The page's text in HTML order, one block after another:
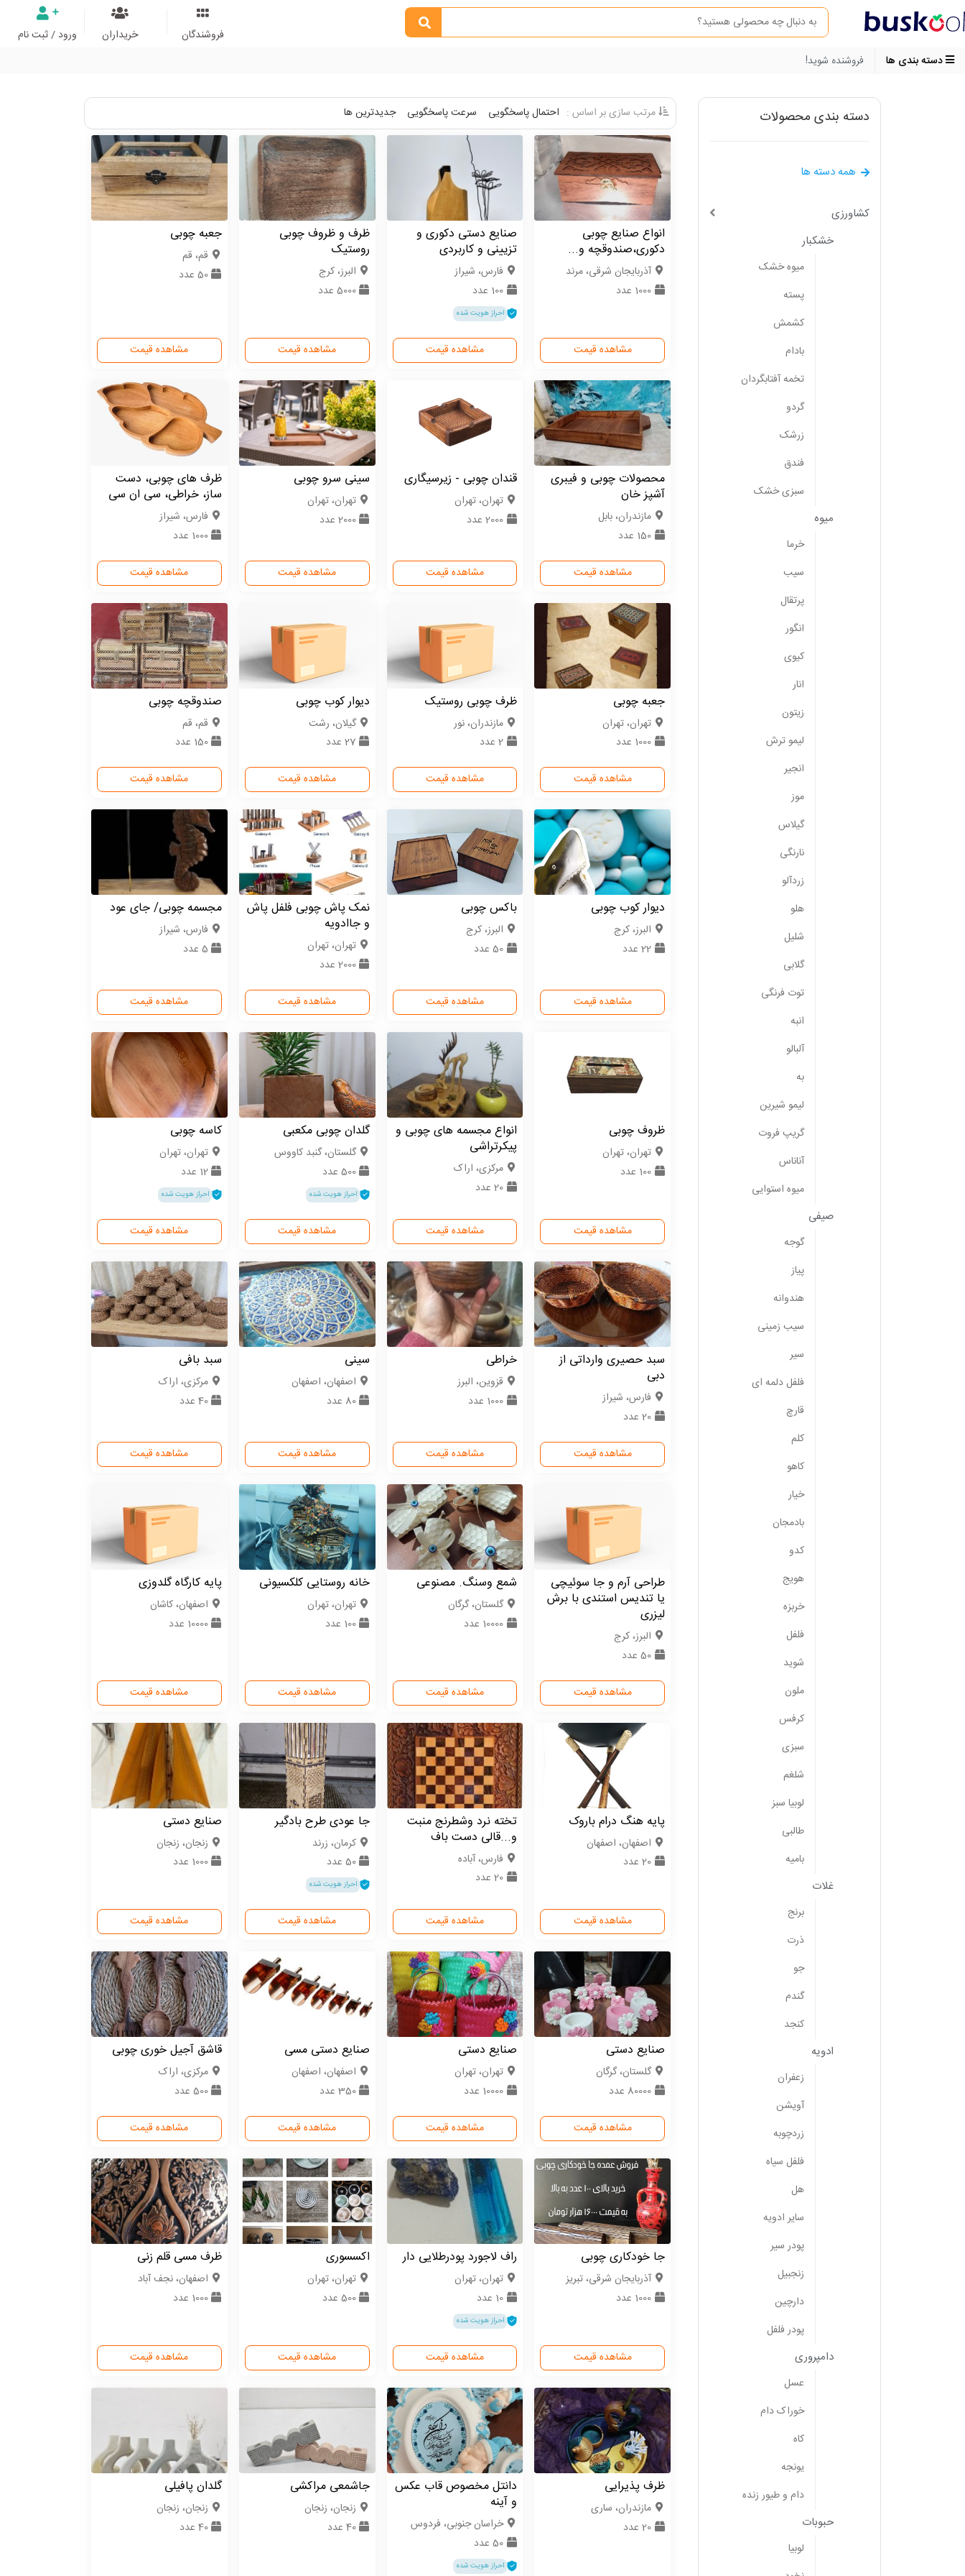
ورود / ثبت نام خریداران
فروشندگان
دسته بندی ها
فروشنده شوید!
مرتب سازی بر اساس : احتمال پاسخگویی سرعت پاسخگویی جدیدترین ها
انواع صنایع چوبی
دکوری،صندوقچه و...
آذربایجان شرقی، مرند
1000 عدد
مشاهده قیمت
صنایع دستی دکوری و
تزیینی و کاربردی
فارس، شیراز
100 عدد
احراز هویت شده
مشاهده قیمت
ظرف و ظروف چوبی
روستیک
البرز، کرج
5000 عدد
مشاهده قیمت
جعبه چوبی
قم، قم
50 عدد
مشاهده قیمت
محصولات چوبی و فیبری
آشپز خان
مازندران، بابل
150 عدد
مشاهده قیمت
قندان چوبی - زیرسیگاری
تهران، تهران
2000 عدد
مشاهده قیمت
سینی سرو چوبی
تهران، تهران
2000 عدد
مشاهده قیمت
ظرف های چوبی، دست
ساز، خراطی، سی ان سی
فارس، شیراز
1000 عدد
مشاهده قیمت
جعبه چوبی
تهران، تهران
1000 عدد
مشاهده قیمت
ظرف چوبی روستیک
مازندران، نور
2 عدد
مشاهده قیمت
دیوار کوب چوبی
گیلان، رشت
27 عدد
مشاهده قیمت
صندوقچه چوبی
قم، قم
150 عدد
مشاهده قیمت
دیوار کوب چوبی
البرز، کرج
22 عدد
مشاهده قیمت
باکس چوبی
البرز، کرج
50 عدد
مشاهده قیمت
نمک پاش چوبی فلفل پاش
و جاادویه
تهران، تهران
2000 عدد
مشاهده قیمت
مجسمه چوبی/ جای عود
فارس، شیراز
5 عدد
مشاهده قیمت
ظروف چوبی
تهران، تهران
100 عدد
مشاهده قیمت
انواع مجسمه های چوبی و
پیکرتراشی
مركزی، اراک
20 عدد
مشاهده قیمت
گلدان چوبی مکعبی
گلستان، گنبد کاووس
500 عدد
احراز هویت شده
مشاهده قیمت
کاسه چوبی
تهران، تهران
12 عدد
احراز هویت شده
مشاهده قیمت
سبد حصیری وارداتی از
دبی
فارس، شیراز
20 عدد
مشاهده قیمت
خراطی
قزوین، البرز
1000 عدد
مشاهده قیمت
سینی
اصفهان، اصفهان
80 عدد
مشاهده قیمت
سبد بافی
مركزی، اراک
40 عدد
مشاهده قیمت
طراحی آرم و جا سوئیچی
یا تندیس استندی با برش
لیزری
البرز، کرج
50 عدد
مشاهده قیمت
شمع وسنگ. مصنوعی
گلستان، گرگان
10000 عدد
مشاهده قیمت
خانه روستایی کلکسیونی
تهران، تهران
100 عدد
مشاهده قیمت
پایه کارگاه گلدوزی
اصفهان، کاشان
10000 عدد
مشاهده قیمت
پایه هنگ درام باروک
اصفهان، اصفهان
20 عدد
مشاهده قیمت
تخته نرد وشطرنج منبت
و...قالی دست باف
فارس، آباده
20 عدد
مشاهده قیمت
جا عودی طرح بادگیر
كرمان، زرند
50 عدد
احراز هویت شده
مشاهده قیمت
صنایع دستی
زنجان، زنجان
1000 عدد
مشاهده قیمت
صنایع دستی
گلستان، گرگان
80000 عدد
مشاهده قیمت
صنایع دستی
تهران، تهران
10000 عدد
مشاهده قیمت
صنایع دستی مسی
اصفهان، اصفهان
350 عدد
مشاهده قیمت
قاشق آجیل خوری چوبی
مركزی، اراک
500 عدد
مشاهده قیمت
جا خودکاری چوبی
آذربایجان شرقی، تبریز
1000 عدد
مشاهده قیمت
راف لاجورد پودرطلایی دار
تهران، تهران
10 عدد
احراز هویت شده
مشاهده قیمت
اکسسوری
تهران، تهران
500 عدد
مشاهده قیمت
ظرف مسی قلم زنی
اصفهان، نجف آباد
1000 عدد
مشاهده قیمت
ظرف پذیرایی
مازندران، ساری
20 عدد
دانتل مخصوص قاب عکس
و آینه
خراسان جنوبی، فردوس
50 عدد
احراز هویت شده
جاشمعی مراکشی
زنجان، زنجان
40 عدد
گلدان پافیلی
زنجان، زنجان
40 عدد
دسته بندی محصولات
همه دسته ها
کشاورزی
خشکبار
میوه خشک
پسته
کشمش
بادام
تخمه آفتابگردان
گردو
زرشک
فندق
سبزی خشک
میوه
خرما
سیب
پرتقال
انگور
کیوی
انار
زیتون
لیمو ترش
انجیر
موز
گیلاس
نارنگی
زردآلو
هلو
شلیل
گلابی
توت فرنگی
انبه
آلبالو
به
لیمو شیرین
گریپ فروت
آناناس
میوه استوایی
صیفی
گوجه
پیاز
هندوانه
سیب زمینی
سیر
فلفل دلمه ای
قارچ
کلم
کاهو
خیار
بادمجان
کدو
هویج
خربزه
فلفل
شوید
ملون
کرفس
سبزی
شلغم
لوبیا سبز
طالبی
بامیه
غلات
برنج
ذرت
جو
گندم
کنجد
ادویه
زعفران
آویشن
زردچوبه
فلفل سیاه
هل
سایر ادویه
پودر سیر
زنجبیل
دارچین
پودر فلفل
دامپروری
عسل
خوراک دام
کاه
یونجه
دام و طیور زنده
حبوبات
لوبیا